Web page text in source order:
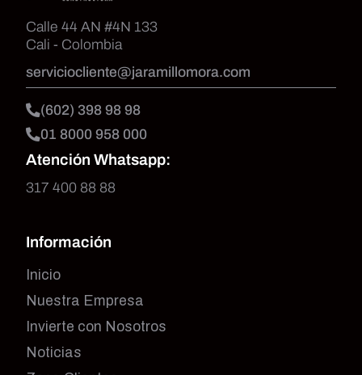
Calle 44 AN #4N 133
Cali - Colombia
serviciocliente@jaramillomora.com
(602) 398 98 98
01 8000 958 000
Atención Whatsapp:
317 400 88 88
Información
Inicio
Nuestra Empresa
Invierte con Nosotros
Noticias